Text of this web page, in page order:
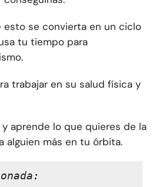
esto se convierta en un ciclo
tu tiempo para
trabajar en su salud física y
aprende lo que quieres de la
alguien más en tu órbita.